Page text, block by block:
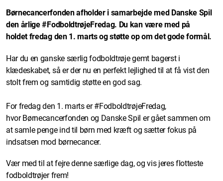
Børnecancerfonden afholder i samarbejde med Danske Spil
den årlige #FodboldtrøjeFredag. Du kan være med på
holdet fredag den 1. marts og støtte op om det gode formål.
Har du en ganske særlig fodboldtrøje gemt bagerst i
klædeskabet, så er der nu en perfekt lejlighed til at få vist den
stolt frem og samtidig støtte en god sag.
For fredag den 1. marts er #FodboldtrøjeFredag,
hvor Børnecancerfonden og Danske Spil er gået sammen om
at samle penge ind til børn med kræft og sætter fokus på
indsatsen mod børnecancer.
Vær med til at fejre denne særlige dag, og vis jeres flotteste
fodboldtrøjer frem!